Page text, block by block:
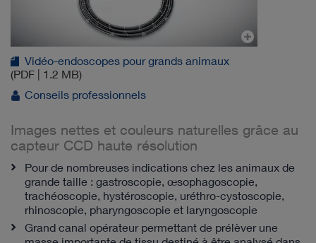
Vidéo-endoscopes pour grands animaux
(PDF | 1.2 MB)
Conseils professionnels
Images nettes et couleurs naturelles grâce au
capteur CCD haute résolution
Pour de nombreuses indications chez les animaux de
grande taille : gastroscopie, œsophagoscopie,
trachéoscopie, hystéroscopie, uréthro-cystoscopie,
rhinoscopie, pharyngoscopie et laryngoscopie
Grand canal opérateur permettant de prélèver une